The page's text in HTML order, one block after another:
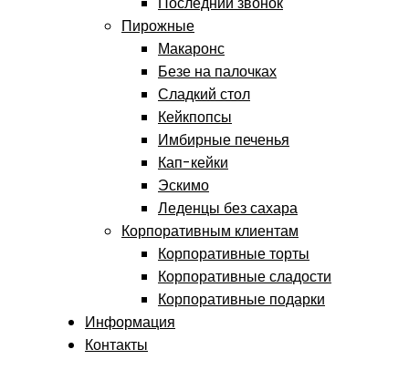
Пирожные
Макаронс
Безе на палочках
Сладкий стол
Кейкпопсы
Имбирные печенья
Кап-кейки
Эскимо
Леденцы без сахара
Корпоративным клиентам
Корпоративные торты
Корпоративные сладости
Корпоративные подарки
Информация
Контакты